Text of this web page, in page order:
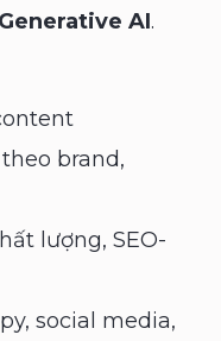
Generative AI.
brand,
lượng, SEO-
social media,